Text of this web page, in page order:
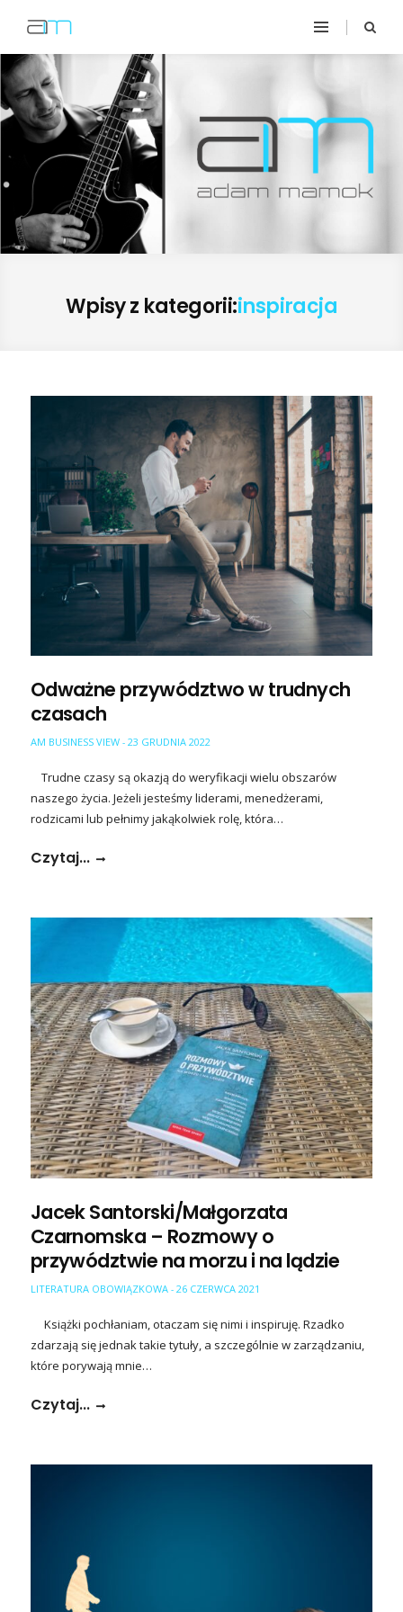
Wpisy z kategorii:inspiracja
Odważne przywództwo w trudnych
czasach
AM BUSINESS VIEW - 23 GRUDNIA 2022
Trudne czasy są okazją do weryfikacji wielu obszarów
naszego życia. Jeżeli jesteśmy liderami, menedżerami,
rodzicami lub pełnimy jakąkolwiek rolę, która…
Czytaj...
Jacek Santorski/Małgorzata
Czarnomska – Rozmowy o
przywództwie na morzu i na lądzie
LITERATURA OBOWIĄZKOWA - 26 CZERWCA 2021
Książki pochłaniam, otaczam się nimi i inspiruję. Rzadko
zdarzają się jednak takie tytuły, a szczególnie w zarządzaniu,
które porywają mnie…
Czytaj...